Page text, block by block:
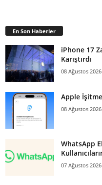
En Son Haberler
iPhone 17
Karıştırdı
08 Ağustos 2026
Apple
08 Ağustos 2026
WhatsApp
07 Ağustos 2026